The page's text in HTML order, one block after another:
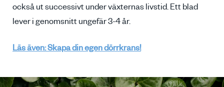
också ut successivt under växternas livstid. Ett blad
lever i genomsnitt ungefär 3-4 år.
Läs även: Skapa din egen dörrkrans!